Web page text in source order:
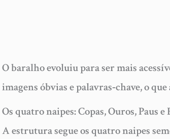
O baralho evoluiu para ser mais
imagens óbvias e palavras‑chave, o
Os quatro naipes: Copas, Ouros, Paus e
A estrutura segue os quatro naipes